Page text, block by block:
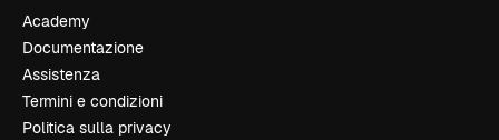
Academy
Documentazione
Assistenza
Termini e condizioni
Politica sulla privacy